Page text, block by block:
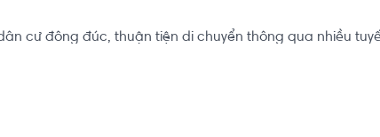
cư đông đúc, thuận tiện di chuyển thông qua nhiều